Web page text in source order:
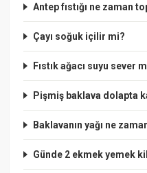
Antep fıstığı ne zaman
Çayı soğuk içilir mi?
Fıstık ağacı suyu sever
Pişmiş baklava dolapta
Baklavanın yağı ne
Günde 2 ekmek yemek